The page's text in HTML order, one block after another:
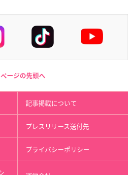
ページの先頭へ
記事掲載について
プレスリリース送付先
プライバシーポリシー